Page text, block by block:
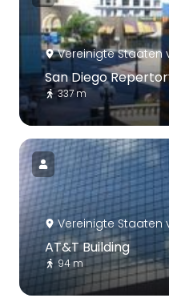
Vereinigte Staaten
San Diego
337 m
Vereinigte Staaten
AT&T Building
94 m